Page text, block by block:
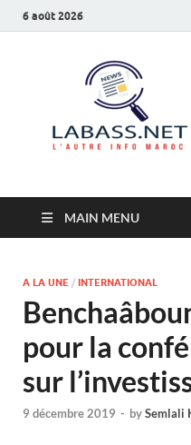
6 août 2026
MAIN MENU
A LA UNE / INTERNATIONAL
pour la
sur
9 décembre 2019 - bySemlali